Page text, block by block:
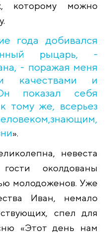
которому можно
года добивался
рыцарь, -
- поражая меня
качествами и
показал себя
тому же, всерьез
».
невеста
околдованы
молодоженов. Уже
Иван, немало
спел для
«Этот день нам